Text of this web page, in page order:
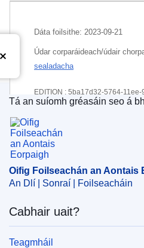
Dáta foilsithe: 2023-09-21
Údar corparáideach/údair
sealadacha
EDITION : 5ba17d32-5764-
EDITION : c25bade7-e5d8-11f0-
Oifig Foilseachán an
Tá an suíomh gréasáin seo á
Oifig Foilseachán an Aontais
An Dlí | Sonraí | Foilseacháin
Cabhair uait?
Teagmháil